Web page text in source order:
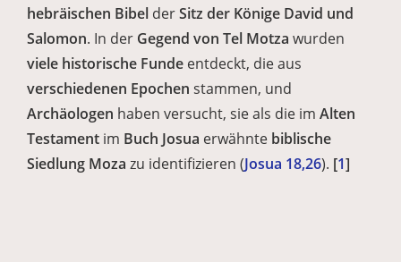
hebräischen Bibel derSitz der Könige David und
Salomon. In der Gegend von Tel Motza wurden
viele historische Funde entdeckt, die aus
verschiedenen Epochen stammen, und
Archäologen haben versucht, sie als die im Alten
Testament im Buch Josua erwähnte biblische
Siedlung Moza zu identifizieren (Josua 18,26). [1]